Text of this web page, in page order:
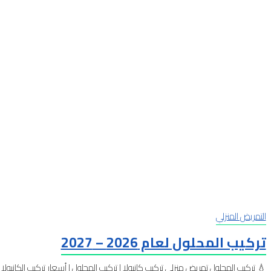
التمريض المنزلي
تركيب المحلول لعام 2026 – 2027